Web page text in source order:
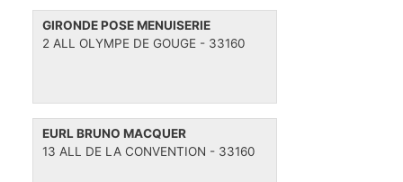
o
GIRONDE POSE MENUISERIE
2 ALL OLYMPE DE GOUGE - 33160
EURL BRUNO MACQUER
13 ALL DE LA CONVENTION - 33160